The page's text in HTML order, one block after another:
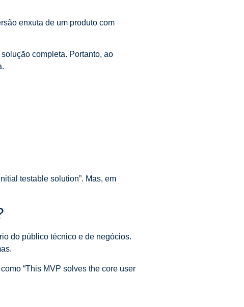
enxuta de um produto com
completa. Portanto, ao
testable solution”. Mas, em
do público técnico e de negócios.
“This MVP solves the core user